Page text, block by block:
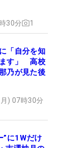
30分 1
「自分を知
ます」 高校
乃が見た後
) 07時30分
”に1Wだけ